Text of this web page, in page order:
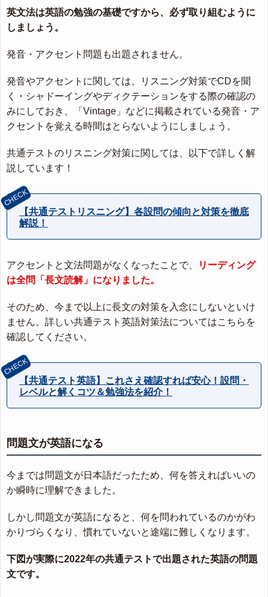
英文法は英語の勉強の基礎ですから、必ず取り組むように
しましょう。
発音・アクセント問題も出題されません。
発音やアクセントに関しては、リスニング対策でCDを聞
く・シャドーイングやディクテーションをする際の確認の
みにしておき、「Vintage」などに掲載されている発音・ア
クセントを覚える時間はとらないようにしましょう。
共通テストのリスニング対策に関しては、以下で詳しく解
説しています！
【共通テストリスニング】各設問の傾向と対策を徹底
解説！
アクセントと文法問題がなくなったことで、
リーディング
は全問「長文読解」になりました。
そのため、今まで以上に長文の対策を入念にしないといけ
ません。詳しい共通テスト英語対策法についてはこちらを
確認してください。
【共通テスト英語】これさえ確認すれば安心！設問・
レベルと解くコツ＆勉強法を紹介！
問題文が英語になる
今までは問題文が日本語だったため、何を答えればいいの
か瞬時に理解できました。
しかし問題文が英語になると、何を問われているのかがわ
かりづらくなり、慣れていないと途端に難しくなります。
下図が実際に2022年の共通テストで出題された英語の問題
文です。